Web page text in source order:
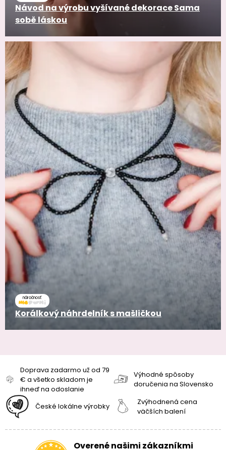
Návod na výrobu vyšívané dekorace Sama
sobě láskou
náročnosť
Korálkový náhrdelník s mašličkou
Doprava zadarmo už od 79
€ a všetko skladom je
ihneď na odoslanie
Výhodné spôsoby
doručenia na Slovensko
České lokálne výrobky
Zvýhodnená cena
väčších balení
Overené našimi zákazníkmi